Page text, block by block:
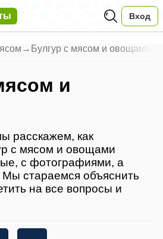
Вход
→ Булгур с мясом и овощами
и
расскажем, как
с мясом и овощами
с фотографиями, а
Мы стараемся объяснить
на все вопросы и